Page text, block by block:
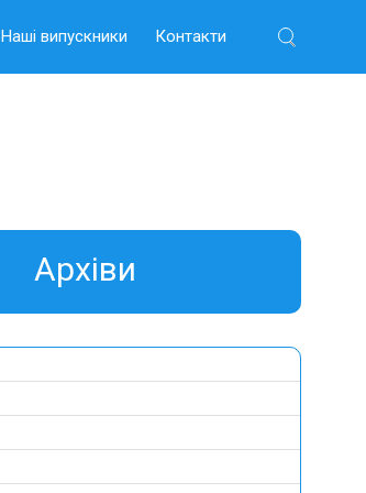
Наші випускники Контакти
Aрхіви